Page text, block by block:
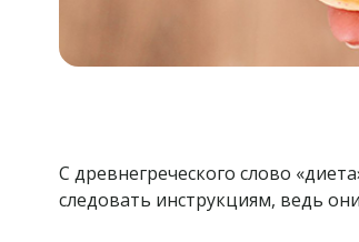
С древнегреческого слово
следовать инструкциям, ведь